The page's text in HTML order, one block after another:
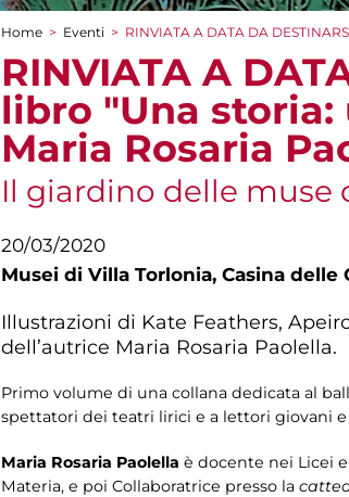
Tu sei qui
Home > Eventi > RINVIATA A DATA DA
RINVIATA A
libro "Una storia:
Maria Rosaria
Il giardino delle muse
20/03/2020
Musei di Villa Torlonia, Casina delle
Illustrazioni di Kate Feathers,
dell’autrice Maria Rosaria Paolella.
Primo volume di una collana dedicata al
spettatori dei teatri lirici e a lettori giovani e
Maria Rosaria Paolella è docente nei Licei
Materia, e poi Collaboratrice presso la